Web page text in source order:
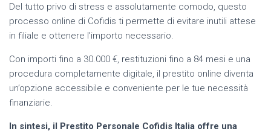
Del tutto privo di stress e assolutamente comodo, questo
processo online di Cofidis ti permette di evitare inutili attese
in filiale e ottenere l’importo necessario.
Con importi fino a 30.000 €, restituzioni fino a 84 mesi e una
procedura completamente digitale, il prestito online diventa
un’opzione accessibile e conveniente per le tue necessità
finanziarie.
In sintesi, il Prestito Personale Cofidis Italia offre una